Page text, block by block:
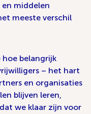
middelen
meeste verschil
belangrijk
– het hart
en organisaties
blijven leren,
we klaar zijn voor